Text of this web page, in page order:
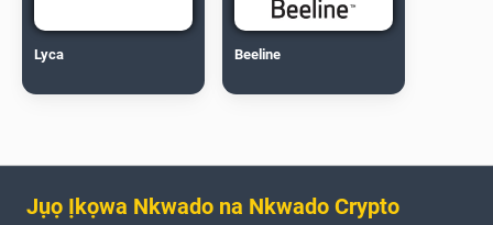
Lyca Beeline
Jụọ Ịkọwa Nkwado na Nkwado Crypto